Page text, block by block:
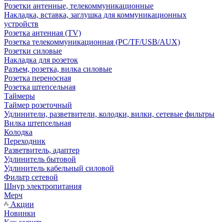
Розетки антенные, телекоммуникационные
Накладка, вставка, заглушка для коммуникационных
устройств
Розетка антенная (TV)
Розетка телекоммуникационная (PC/TF/USB/AUX)
Розетки силовые
Накладка для розеток
Разъем, розетка, вилка силовые
Розетка переносная
Розетка штепсельная
Таймеры
Таймер розеточный
Удлинители, разветвители, колодки, вилки, сетевые фильтры
Вилка штепсельная
Колодка
Переходник
Разветвитель, адаптер
Удлинитель бытовой
Удлинитель кабельный силовой
Фильтр сетевой
Шнур электропитания
Мерч
Акции
Новинки